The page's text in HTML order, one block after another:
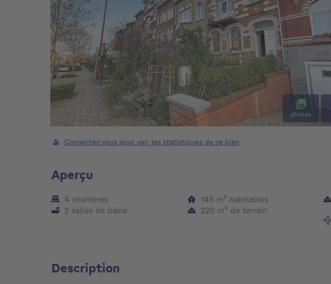
photos
Connectez-vous pour voir les statistiques de ce bien
Aperçu
4 chambres
2 salles de bains
145 m² mètres carrés
habitables
220 m² mètres carrés
de terrain
Description